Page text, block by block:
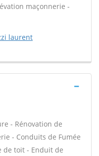
maçonnerie -
laurent
- Rénovation de
- Conduits de Fumée
de toit - Enduit de